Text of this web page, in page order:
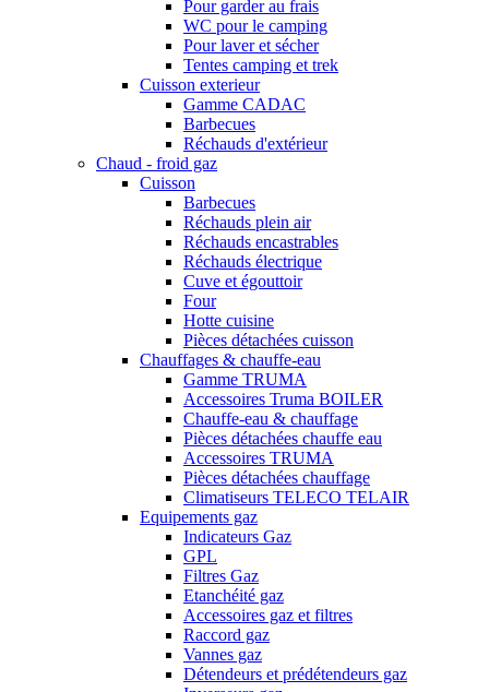
Pour garder au frais
WC pour le camping
Pour laver et sécher
Tentes camping et trek
Cuisson exterieur
Gamme CADAC
Barbecues
Réchauds d'extérieur
Chaud - froid gaz
Cuisson
Barbecues
Réchauds plein air
Réchauds encastrables
Réchauds électrique
Cuve et égouttoir
Four
Hotte cuisine
Pièces détachées cuisson
Chauffages & chauffe-eau
Gamme TRUMA
Accessoires Truma BOILER
Chauffe-eau & chauffage
Pièces détachées chauffe eau
Accessoires TRUMA
Pièces détachées chauffage
Climatiseurs TELECO TELAIR
Equipements gaz
Indicateurs Gaz
GPL
Filtres Gaz
Etanchéité gaz
Accessoires gaz et filtres
Raccord gaz
Vannes gaz
Détendeurs et prédétendeurs gaz